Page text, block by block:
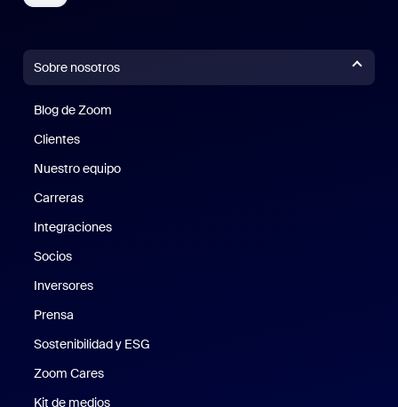
Sobre nosotros
Blog de Zoom
Clientes
Nuestro equipo
Carreras
Integraciones
Socios
Inversores
Prensa
Sostenibilidad y ESG
Zoom Cares
Kit de medios